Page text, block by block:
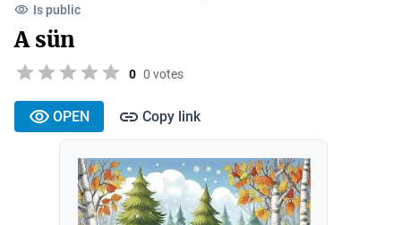
Is public
A sün
0 0 votes
OPEN Copy link